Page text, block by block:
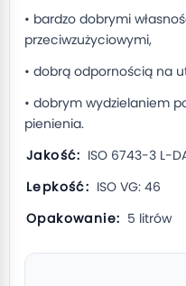
• bardzo dobrymi
przeciwzużyciowymi,
• dobrą odpornością na
• dobrym wydzielaniem
pienienia.
Jakość: ISO 6743-3 L-
Lepkość: ISO VG: 46
Opakowanie: 5 litrów